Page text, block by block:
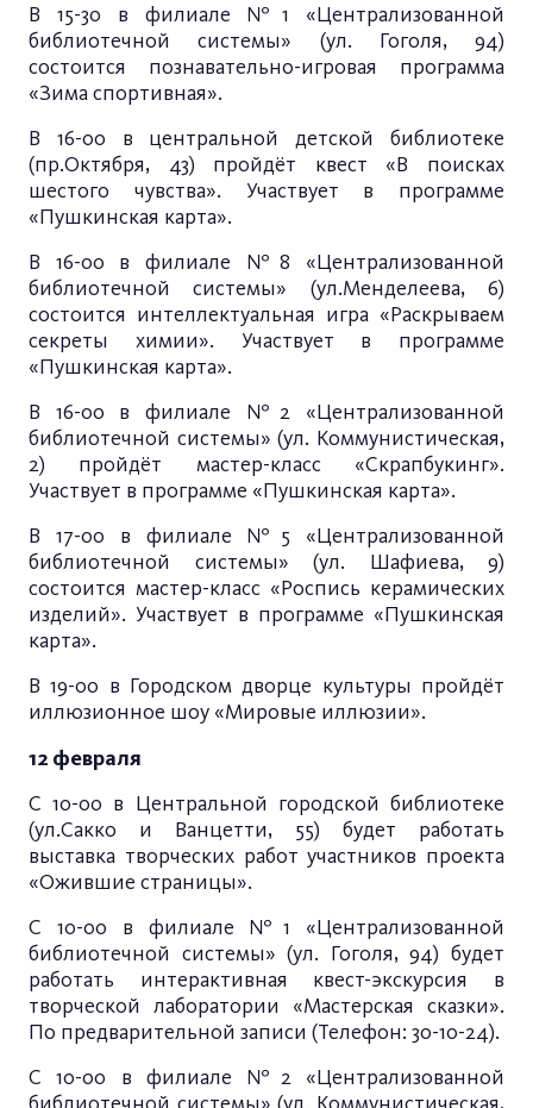
В 15-30 в филиале №1 «Централизованной
библиотечной системы» (ул. Гоголя, 94)
состоится познавательно-игровая программа
«Зима спортивная».
В 16-00 в центральной детской библиотеке
(пр.Октября, 43) пройдёт квест «В поисках
шестого чувства». Участвует в программе
«Пушкинская карта».
В 16-00 в филиале №8 «Централизованной
библиотечной системы» (ул.Менделеева, 6)
состоится интеллектуальная игра «Раскрываем
секреты химии». Участвует в программе
«Пушкинская карта».
В 16-00 в филиале №2 «Централизованной
библиотечной системы» (ул. Коммунистическая,
2) пройдёт мастер-класс «Скрапбукинг».
Участвует в программе «Пушкинская карта».
В 17-00 в филиале №5 «Централизованной
библиотечной системы» (ул. Шафиева, 9)
состоится мастер-класс «Роспись керамических
изделий». Участвует в программе «Пушкинская
карта».
В 19-00 в Городском дворце культуры пройдёт
иллюзионное шоу «Мировые иллюзии».
12 февраля
С 10-00 в Центральной городской библиотеке
(ул.Сакко и Ванцетти, 55) будет работать
выставка творческих работ участников проекта
«Ожившие страницы».
С 10-00 в филиале №1 «Централизованной
библиотечной системы» (ул. Гоголя, 94) будет
работать интерактивная квест-экскурсия в
творческой лаборатории «Мастерская сказки».
По предварительной записи (Телефон: 30-10-24).
С 10-00 в филиале №2 «Централизованной